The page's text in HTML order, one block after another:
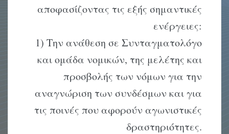
αποφασίζοντας τις εξής σημαντικές
ενέργειες:
1) Την ανάθεση σε Συνταγματολόγο
και ομάδα νομικών, της μελέτης και
προσβολής των νόμων για την
αναγνώριση των συνδέσμων και για
τις ποινές που αφορούν αγωνιστικές
δραστηριότητες.